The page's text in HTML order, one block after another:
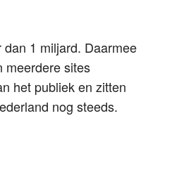
1 miljard. Daarmee
meerdere sites
het publiek en zitten
nog steeds.